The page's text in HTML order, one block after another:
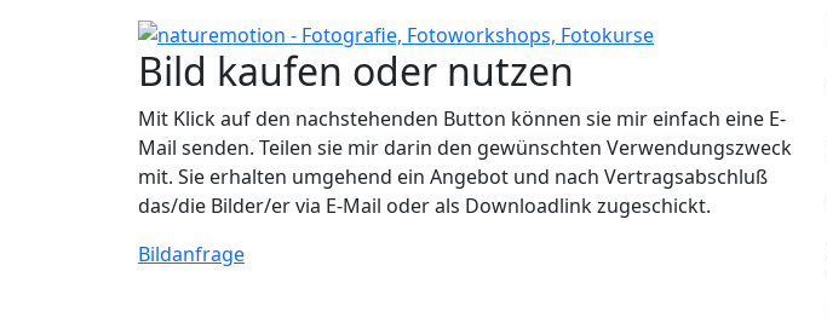
Bild kaufen oder nutzen
Mit Klick auf den nachstehenden Button können sie mir einfach eine E-
Mail senden. Teilen sie mir darin den gewünschten Verwendungszweck
mit. Sie erhalten umgehend ein Angebot und nach Vertragsabschluß
das/die Bilder/er via E-Mail oder als Downloadlink zugeschickt.
Bildanfrage